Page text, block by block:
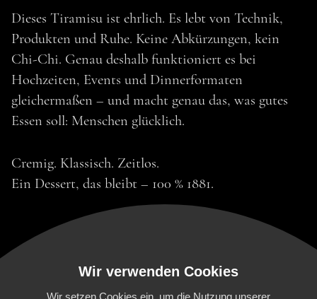
Dieses Tiramisu ist ehrlich. Es lebt von Technik,
Produkten und Ruhe. Keine Abkürzungen, kein
Chi-Chi. Genau deshalb funktioniert es bei
Hochzeiten, Events und Dinnerformaten
gleichermaßen – und macht genau das, was gutes
Essen soll: Menschen glücklich.
Cremig. Klassisch. Zeitlos.
Ein Dessert, das bleibt – 100 % 1881.
Wir verwenden Cookies
Wir setzen Cookies ein, um die Nutzung unserer